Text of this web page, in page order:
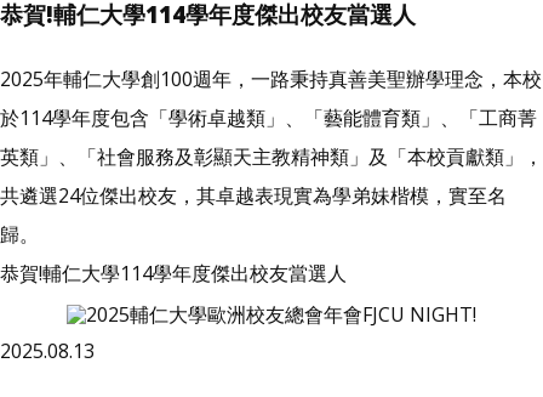
恭賀!輔仁大學114學年度傑出校友當選人
2025年輔仁大學創100週年，一路秉持真善美聖辦學理念，本校
於114學年度包含「學術卓越類」、「藝能體育類」、「工商菁
英類」、「社會服務及彰顯天主教精神類」及「本校貢獻類」，
共遴選24位傑出校友，其卓越表現實為學弟妹楷模，實至名
歸。
恭賀!輔仁大學114學年度傑出校友當選人
2025.08.13